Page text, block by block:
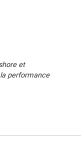
et
performance